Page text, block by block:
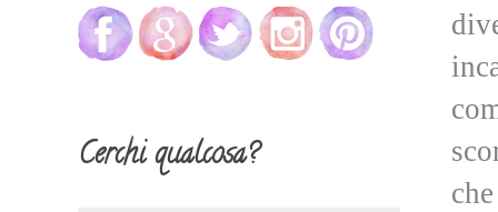
Cerchi qualcosa?